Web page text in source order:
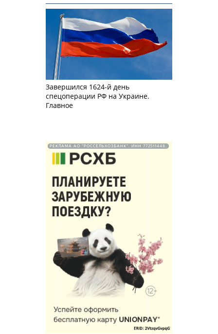
Завершился 1624-й день
спецоперации РФ на Украине.
Главное
РЕКЛАМА АО "РОССЕЛЬХОЗБАНК". ИНН 772511448.